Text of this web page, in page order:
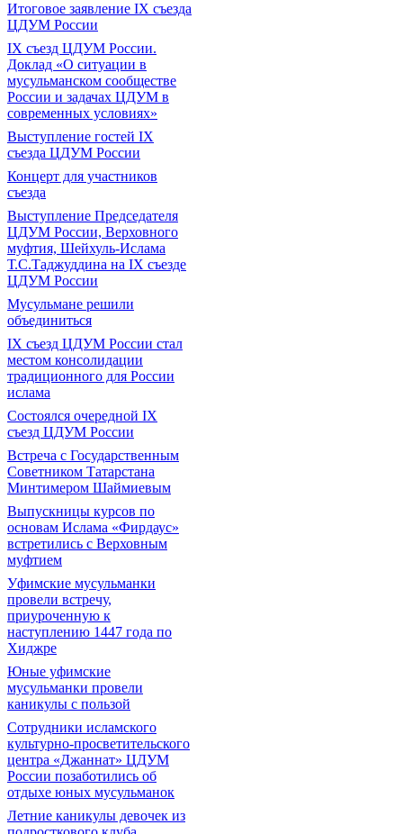
Итоговое заявление IX съезда
ЦДУМ России
IX съезд ЦДУМ России.
Доклад «О ситуации в
мусульманском сообществе
России и задачах ЦДУМ в
современных условиях»
Выступление гостей IX
съезда ЦДУМ России
Концерт для участников
съезда
Выступление Председателя
ЦДУМ России, Верховного
муфтия, Шейхуль-Ислама
Т.С.Таджуддина на IX съезде
ЦДУМ России
Мусульмане решили
объединиться
IX съезд ЦДУМ России стал
местом консолидации
традиционного для России
ислама
Состоялся очередной IX
съезд ЦДУМ России
Встреча с Государственным
Советником Татарстана
Минтимером Шаймиевым
Выпускницы курсов по
основам Ислама «Фирдаус»
встретились с Верховным
муфтием
Уфимские мусульманки
провели встречу,
приуроченную к
наступлению 1447 года по
Хиджре
Юные уфимские
мусульманки провели
каникулы с пользой
Сотрудники исламского
культурно-просветительского
центра «Джаннат» ЦДУМ
России позаботились об
отдыхе юных мусульманок
Летние каникулы девочек из